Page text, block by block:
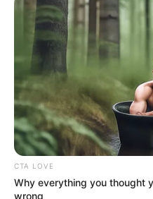
MANTÉNGASE EN
Tenemos
interesan.
favor, active
ACTIVAR AHORA
TEMAS
CTA LOVE
Why everything you thought
wrong